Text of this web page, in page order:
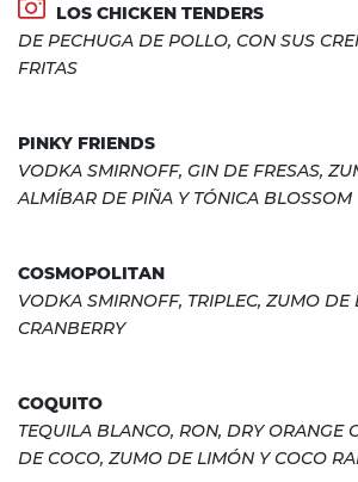
LOS CHICKEN TENDERS
DE PECHUGA DE POLLO, CON SUS
FRITAS
PINKY FRIENDS
VODKA SMIRNOFF, GIN DE FRESAS,
ALMÍBAR DE PIÑA Y TÓNICA BLOSSOM
COSMOPOLITAN
VODKA SMIRNOFF, TRIPLEC, ZUMO DE
CRANBERRY
COQUITO
TEQUILA BLANCO, RON, DRY ORANGE
DE COCO, ZUMO DE LIMÓN Y COCO